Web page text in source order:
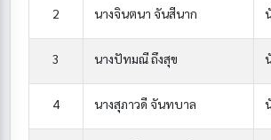
2 นางจินตนา จันสีนาก
3 นางปัทมณี ถึงสุข
4 นางสุภาวดี จันทบาล